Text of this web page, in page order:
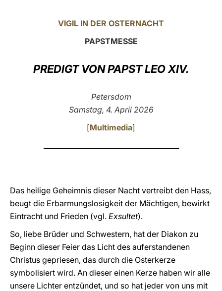
LATINE
VIGIL IN DER OSTERNACHT
PAPSTMESSE
PREDIGT VON PAPST LEO XIV.
Petersdom
Samstag, 4. April 2026
[Multimedia]
Das heilige Geheimnis dieser Nacht vertreibt den Hass,
beugt die Erbarmungslosigkeit der Mächtigen, bewirkt
Eintracht und Frieden (vgl. Exsultet).
So, liebe Brüder und Schwestern, hat der Diakon zu
Beginn dieser Feier das Licht des auferstandenen
Christus gepriesen, das durch die Osterkerze
symbolisiert wird. An dieser einen Kerze haben wir alle
unsere Lichter entzündet, und so hat jeder von uns mit